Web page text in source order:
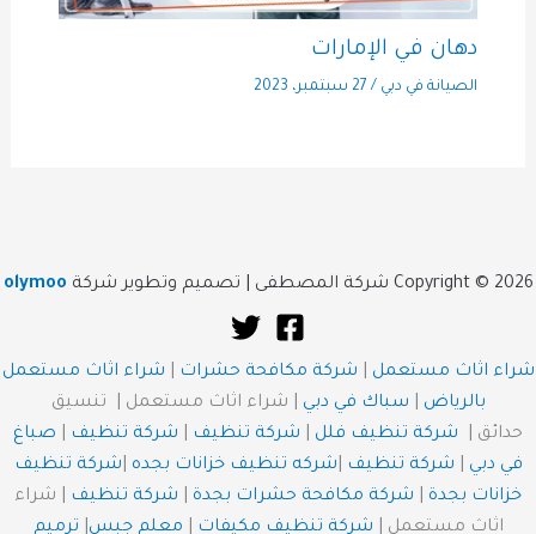
دهان في الإمارات
الصيانة في دبي / 27 سبتمبر، 2023
Copyright © 2026 شركة المصطفى | تصميم وتطوير شركة olymoo
شراء اثاث مستعمل شركة مكافحة حشرات
شراء اثاث مستعمل
بالرياض
سباك في دبي | شراء اثاث مستعمل | تنسيق
حدائق | شركة تنظيف فلل شركة تنظيف شركة تنظيف
صباغ
في دبي
شركة تنظيف شركه تنظيف خزانات بجده
شركة تنظيف
خزانات بجدة
شركة مكافحة حشرات بجدة شركة تنظيف
| شراء
اثاث مستعمل | شركة تنظيف مكيفات معلم جبس ترميم